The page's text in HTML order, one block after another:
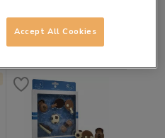
Čokoládový ovládač TV
12.78 EUR
Accept All Cookies